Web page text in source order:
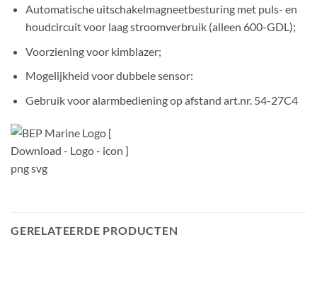
Automatische uitschakelmagneetbesturing met puls- en
houdcircuit voor laag stroomverbruik (alleen 600-GDL);
Voorziening voor kimblazer;
Mogelijkheid voor dubbele sensor:
Gebruik voor alarmbediening op afstand art.nr. 54-27C4
GERELATEERDE PRODUCTEN